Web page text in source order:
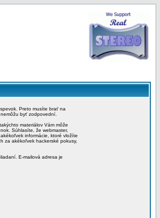
Preto musíte brať na
byť zodpovední.
materiálov Vám môže
Súhlasíte, že webmaster,
informácie, ktoré vložíte
za akékoľvek hackerské pokusy,
E-mailová adresa je